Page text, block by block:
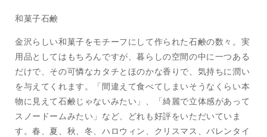
和菓子石鹸
金沢らしい和菓子をモチーフにして作られた石鹸の数々。実
用品としてはもちろんですが、暮らしの空間の中に一つある
だけで、その可憐なカタチとほのかな香りで、気持ちに潤い
を与えてくれます。「間違えて食べてしまいそうなくらい本
物に見えて石鹸じゃないみたい」、「綺麗で立体感があって
スノードームみたい」など、どれも好評をいただいていま
す。春、夏、秋、冬、ハロウィン、クリスマス、バレンタイ